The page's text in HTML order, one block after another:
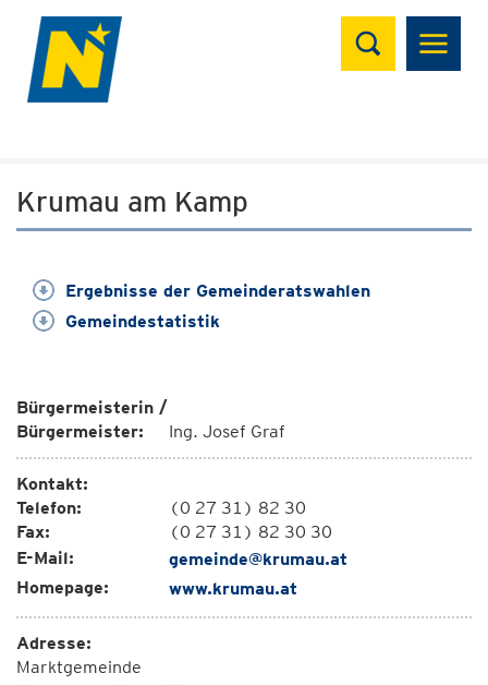
Suchen
Krumau am Kamp
Ergebnisse der Gemeinderatswahlen
Gemeindestatistik
Bürgermeisterin /
Bürgermeister:
Ing. Josef Graf
Kontakt:
Telefon:
(0 27 31) 82 30
Fax:
(0 27 31) 82 30 30
E-Mail:
gemeinde@krumau.at
Homepage:
www.krumau.at
Adresse:
Marktgemeinde